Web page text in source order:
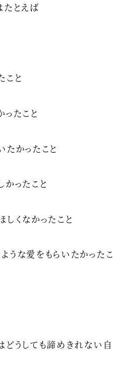
たとえば
こと
たこと
たかったこと
かったこと
くなかったこと
うな愛をもらいたかったこ
どうしても諦めきれない自